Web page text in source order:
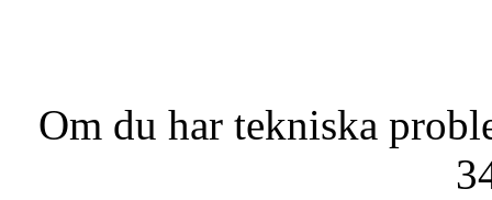
Om du har tekniska